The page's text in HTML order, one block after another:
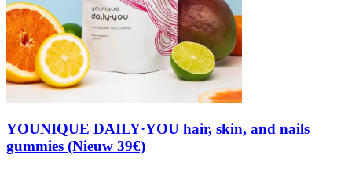
YOUNIQUE DAILY·YOU hair, skin, and nails
gummies (Nieuw 39€)